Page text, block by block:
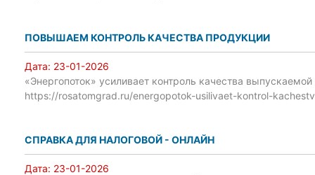
ПОВЫШАЕМ КОНТРОЛЬ КАЧЕСТВА ПРОДУКЦИИ
Дата: 23-01-2026
«Энергопоток» усиливает контроль качества
https://rosatomgrad.ru/energopotok-usilivaet-kontrol-
СПРАВКА ДЛЯ НАЛОГОВОЙ - ОНЛАЙН
Дата: 23-01-2026